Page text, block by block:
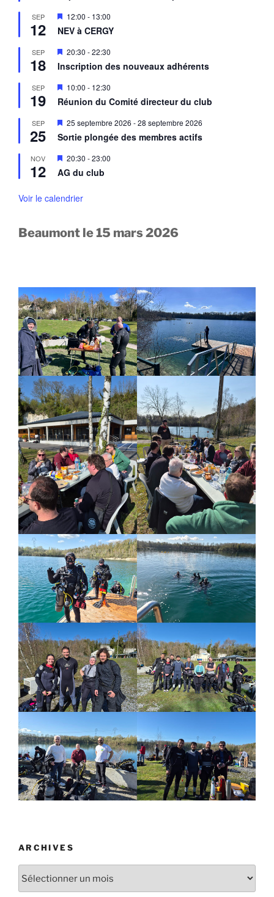
v
a
n
t
n
a
a
n
t
SEP
12
M
i
s
n
a
a
n
t
12:00 - 13:00
NEV à CERGY
SEP
18
M
s
n
a
a
n
t
20:30 -22:30
Inscription des nouveaux adhérents
SEP
19
M
i
s
n
a
a
n
t
10:00 - 12:30
Réunion du Comité directeur du club
SEP
25
M
s
n
a
n
25 septembre 2026 -28 septembre 2026
Sortie plongée des membres actifs
NOV
12
M
i
s
n
n
20:30 -23:00
AG du club
Voir le calendrier
Beaumont le 15 mars 2026
ARCHIVES